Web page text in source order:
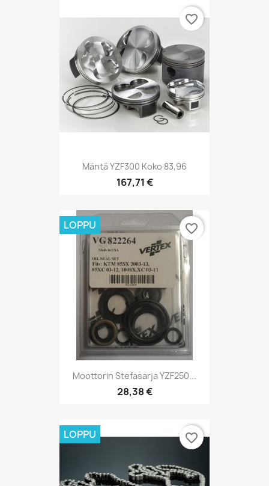
Mäntä YZF300 Koko 83,96
167,71 €
favorite_border
Moottorin Stefasarja YZF250...
28,38 €
LOPPU favorite_border
LOPPU favorite_border